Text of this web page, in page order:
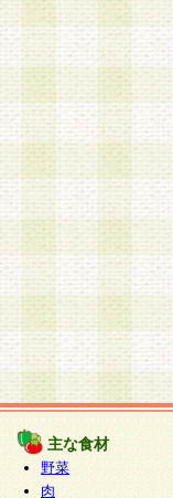
主な食材
野菜
肉